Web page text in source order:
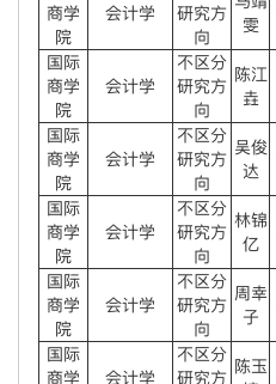
商学
院
会计学
研究方
向
雯
国际
商学
院
会计学
不区分
研究方
向
陈江
垚
国际
商学
院
会计学
不区分
研究方
向
吴俊
达
国际
商学
院
会计学
不区分
研究方
向
林锦
亿
国际
商学
院
会计学
不区分
研究方
向
周幸
子
国际
商学
会计学
不区分
研究方 陈玉